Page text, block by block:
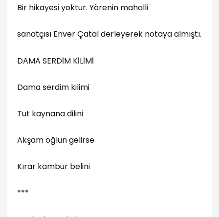
Bir hikayesi yoktur. Yörenin mahalli
sanatçısı Enver Çatal derleyerek notaya almıştı.
DAMA SERDİM KİLİMİ
Dama serdim kilimi
Tut kaynana dilini
Akşam oğlun gelirse
Kırar kambur belini
***